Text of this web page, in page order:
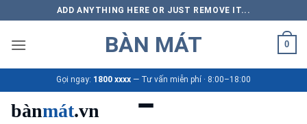
qua
nội
ADD ANYTHING HERE OR JUST REMOVE IT...
BÀN MÁT 0
Gọi ngay: 1800 xxxx — Tư vấn miễn phí · 8:00–18:00
bànmát.vn